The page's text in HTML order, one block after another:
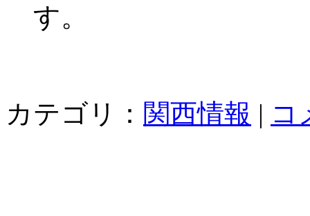
す。
カテゴリ： 関西情報 | コ